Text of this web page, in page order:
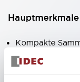
Hauptmerkmale
Kompakte
Arten von
Verwendung